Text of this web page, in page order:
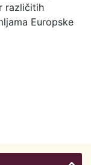
različitih
Europske